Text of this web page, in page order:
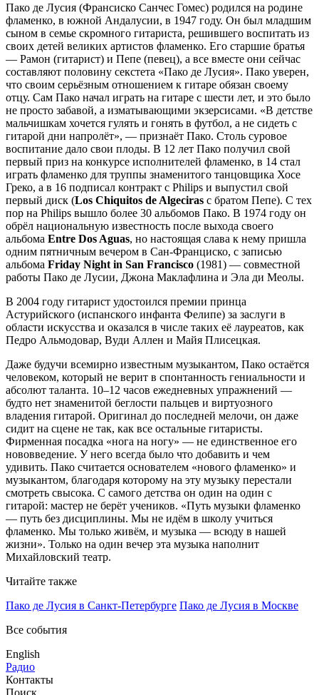
Пако де Лусия (Франсиско Санчес Гомес) родился на родине
фламенко, в южной Андалусии, в 1947 году. Он был младшим
сыном в семье скромного гитариста, решившего воспитать из
своих детей великих артистов фламенко. Его старшие братья
— Рамон (гитарист) и Пепе (певец), а все вместе они сейчас
составляют половину секстета «Пако де Лусия». Пако уверен,
что своим серьёзным отношением к гитаре обязан своему
отцу. Сам Пако начал играть на гитаре с шести лет, и это было
не просто забавой, а изматывающими экзерсисами. «В детстве
мальчишкам хочется гулять и гонять в футбол, а не сидеть с
гитарой дни напролёт», — признаёт Пако. Столь суровое
воспитание дало свои плоды. В 12 лет Пако получил свой
первый приз на конкурсе исполнителей фламенко, в 14 стал
играть фламенко для труппы знаменитого танцовщика Хосе
Греко, а в 16 подписал контракт с Philips и выпустил свой
первый диск (Los Chiquitos de Algeciras с братом Пепе). С тех
пор на Philips вышло более 30 альбомов Пако. В 1974 году он
обрёл национальную известность после выхода своего
альбома Entre Dos Aguas, но настоящая слава к нему пришла
одним пятничным вечером в Сан-Франциско, с записью
альбома Friday Night in San Francisco (1981) — совместной
работы Пако де Лусии, Джона Маклафлина и Эла ди Меолы.
В 2004 году гитарист удостоился премии принца
Астурийского (испанского инфанта Фелипе) за заслуги в
области искусства и оказался в числе таких её лауреатов, как
Педро Альмодовар, Вуди Аллен и Майя Плисецкая.
Даже будучи всемирно известным музыкантом, Пако остаётся
человеком, который не верит в спонтанность гениальности и
абсолют таланта. 10–12 часов ежедневных упражнений —
будто нет знаменитой беглости пальцев и виртуозного
владения гитарой. Оригинал до последней мелочи, он даже
сидит на сцене не так, как все остальные гитаристы.
Фирменная посадка «нога на ногу» — не единственное его
нововведение. У него всегда было что добавить и чем
удивить. Пако считается основателем «нового фламенко» и
музыкантом, благодаря которому на эту музыку перестали
смотреть свысока. С самого детства он один на один с
гитарой: мастер не берёт учеников. «Путь музыки фламенко
— путь без дисциплины. Мы не идём в школу учиться
фламенко. Мы только живём, и музыка — всюду в нашей
жизни». Только на один вечер эта музыка наполнит
Михайловский театр.
Читайте также
Пако де Лусия в Санкт-Петербурге Пако де Лусия в Москве
Все события
English
Радио
Контакты
Поиск